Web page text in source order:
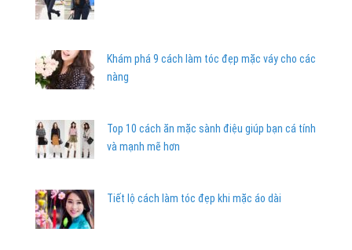
Khám phá 9 cách làm tóc đẹp mặc váy cho các
nàng
Top 10 cách ăn mặc sành điệu giúp bạn cá tính
và mạnh mẽ hơn
Tiết lộ cách làm tóc đẹp khi mặc áo dài